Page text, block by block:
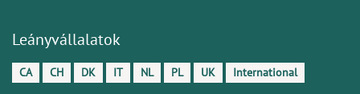
Leányvállalatok
CA CH DK IT NL PL UK International